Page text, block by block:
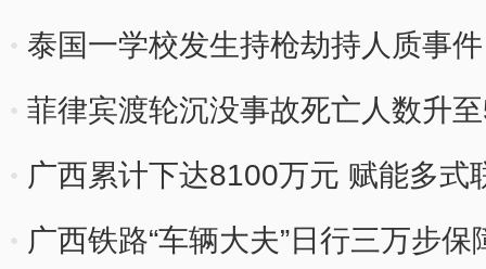
泰国一学校发生持枪劫持人质事件
菲律宾渡轮沉没事故死亡人数升
广西累计下达8100万元 赋能多式
广西铁路“车辆大夫”日行三万步